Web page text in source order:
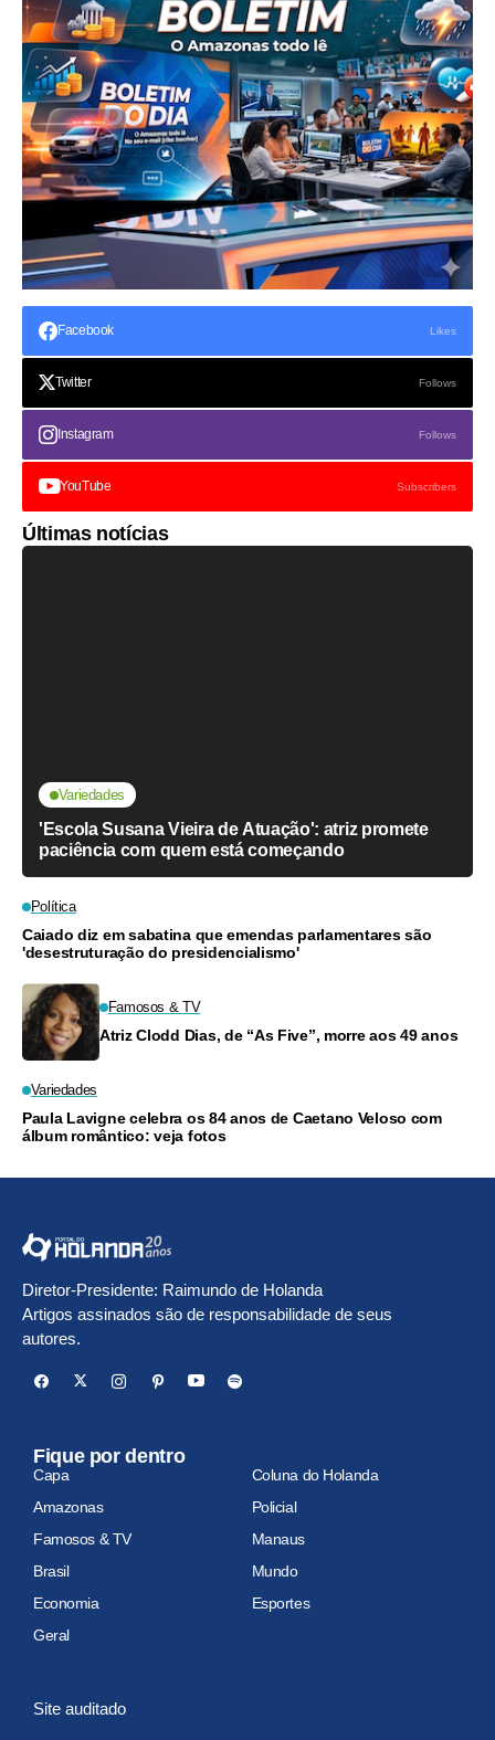
Facebook Likes
Twitter Follows
Instagram Follows
YouTube Subscribers
Últimas notícias
Variedades
'Escola Susana Vieira de Atuação': atriz promete
paciência com quem está começando
Política
Caiado diz em sabatina que emendas parlamentares são
'desestruturação do presidencialismo'
Famosos & TV
Atriz Clodd Dias, de “As Five”, morre aos 49 anos
Variedades
Paula Lavigne celebra os 84 anos de Caetano Veloso com
álbum romântico: veja fotos
Diretor-Presidente: Raimundo de Holanda
Artigos assinados são de responsabilidade de seus
autores.
Fique por dentro
Capa
Coluna do Holanda
Amazonas
Policial
Famosos & TV
Manaus
Brasil
Mundo
Economia
Esportes
Geral
Site auditado